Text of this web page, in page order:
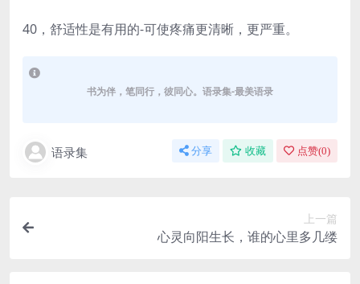
40，舒适性是有用的-可使疼痛更清晰，更严重。
书为伴，笔同行，彼同心。语录集-最美语录
语录集 分享 收藏 点赞(0)
上一篇
心灵向阳生长，谁的心里多几缕